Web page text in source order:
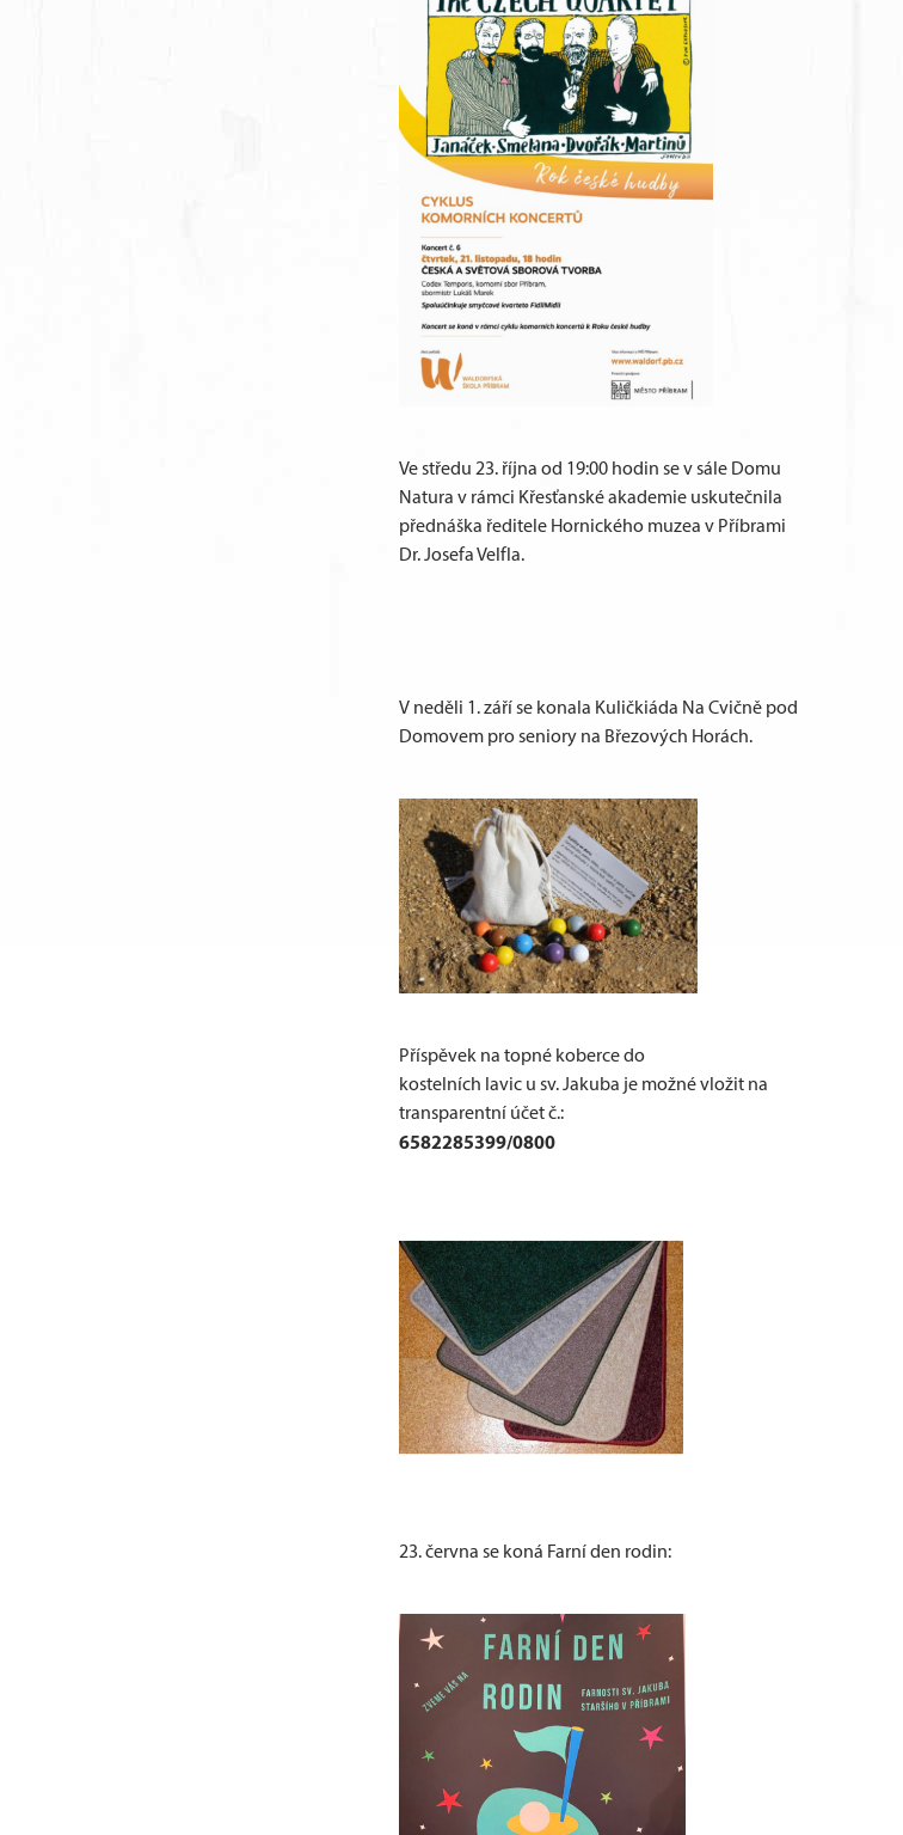
Ve středu 23. října od 19:00 hodin se v sále Domu
Natura v rámci Křesťanské akademie uskutečnila
přednáška ředitele Hornického muzea v Příbrami
Dr. Josefa Velfla.
V neděli 1. září se konala Kuličkiáda Na Cvičně pod
Domovem pro seniory na Březových Horách.
Příspěvek na topné koberce do
kostelních lavic u sv. Jakuba je možné vložit na
transparentní účet č.:
6582285399/0800
23. června se koná Farní den rodin: